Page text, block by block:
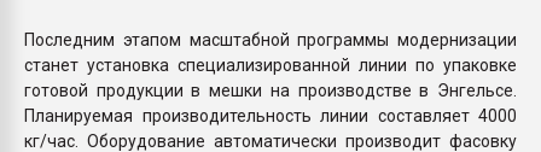
Последним этапом масштабной программы модернизации
станет установка специализированной линии по упаковке
готовой продукции в мешки на производстве в Энгельсе.
Планируемая производительность линии составляет 4000
кг/час. Оборудование автоматически производит фасовку